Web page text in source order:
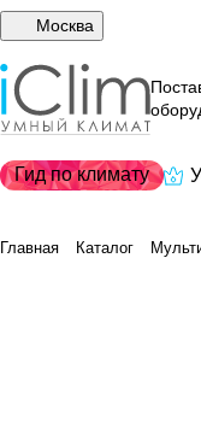
Москва
Гид по климату
Главная Каталог